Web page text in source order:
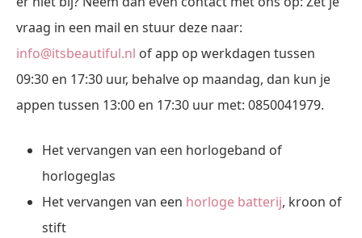
vraag in een mail en stuur deze naar:
info@itsbeautiful.nl of app op werkdagen tussen
09:30 en 17:30 uur, behalve op maandag, dan kun je
appen tussen 13:00 en 17:30 uur met: 0850041979.
Het vervangen van een horlogeband of
horlogeglas
Het vervangen van een horloge batterij, kroon of
stift